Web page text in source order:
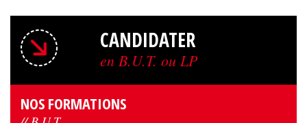
CANDIDATER
en B.U.T. ou LP
NOS FORMATIONS